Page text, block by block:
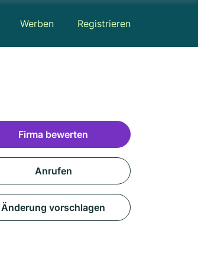
Werben Registrieren
Firma bewerten
Anrufen
Änderung vorschlagen